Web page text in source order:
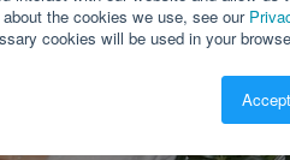
the cookies we use, see our
cookies will be used in your